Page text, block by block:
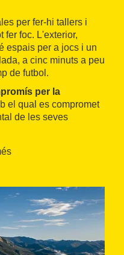
per fer-hi tallers i
fer foc. L'exterior,
espais per a jocs i un
a cinc minuts a peu
de futbol.
per la
el qual es compromet
de les seves